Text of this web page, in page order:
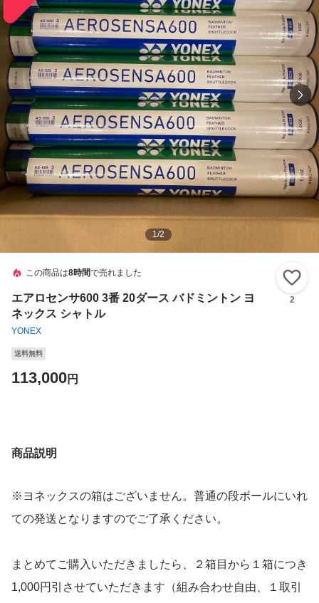
1/2
この商品は8時間で売れました
エアロセンサ600 3番 20ダース バドミントン ヨ
ネックス シャトル
YONEX
2
送料無料
113,000円
商品説明
※ヨネックスの箱はございません。普通の段ボールにいれ
ての発送となりますのでご了承ください。
まとめてご購入いただきましたら、２箱目から１箱につき
1,000円引させていただきます（組み合わせ自由、１取引